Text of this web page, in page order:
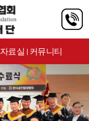
자료실 | 커뮤니티